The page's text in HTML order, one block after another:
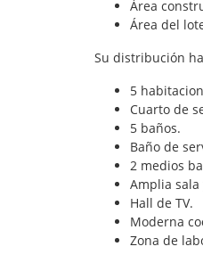
Área
Área del
Su distribución
5
Cuarto de
5 baños.
Baño de
2 medios
Amplia sala
Hall de TV.
Moderna
Zona de